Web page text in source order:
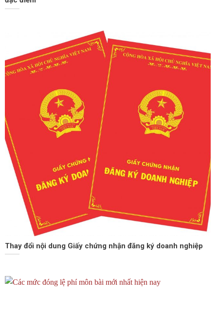
Thay đổi nội dung Giấy chứng nhận đăng ký doanh nghiệp